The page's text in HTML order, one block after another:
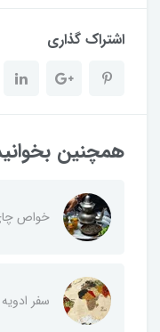
اشتراک گذاری
همچنین
خواص
سفر